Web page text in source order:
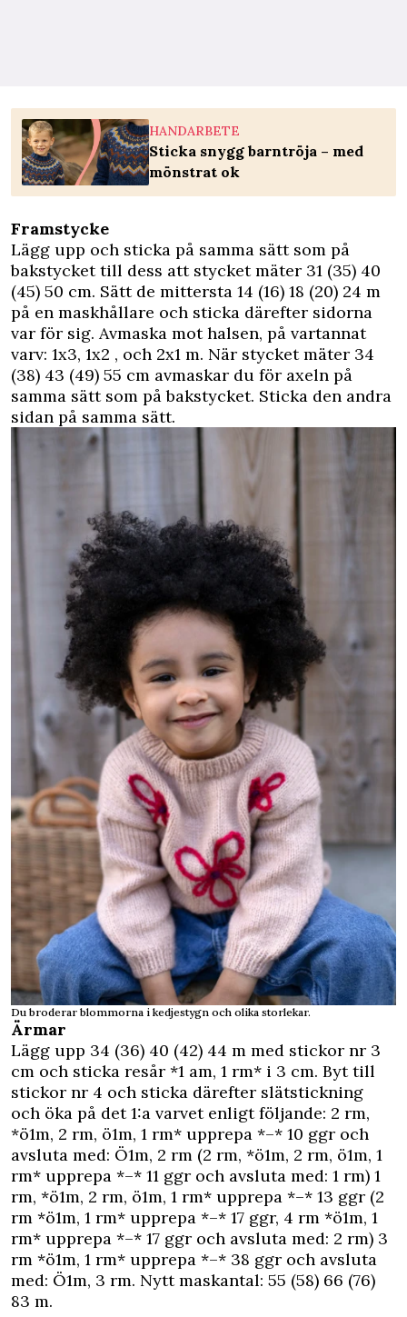
HANDARBETE
Sticka snygg barntröja – med
mönstrat ok
Framstycke
Lägg upp och sticka på samma sätt som på
bakstycket till dess att stycket mäter 31 (35) 40
(45) 50 cm. Sätt de mittersta 14 (16) 18 (20) 24 m
på en maskhållare och sticka därefter sidorna
var för sig. Avmaska mot halsen, på vartannat
varv: 1x3, 1x2 , och 2x1 m. När stycket mäter 34
(38) 43 (49) 55 cm avmaskar du för axeln på
samma sätt som på bakstycket. Sticka den andra
sidan på samma sätt.
Du broderar blommorna i kedjestygn och olika storlekar.
Ärmar
Lägg upp 34 (36) 40 (42) 44 m med stickor nr 3
cm och sticka resår *1 am, 1 rm* i 3 cm. Byt till
stickor nr 4 och sticka därefter slätstickning
och öka på det 1:a varvet enligt följande: 2 rm,
*ö1m, 2 rm, ö1m, 1 rm* upprepa *–* 10 ggr och
avsluta med: Ö1m, 2 rm (2 rm, *ö1m, 2 rm, ö1m, 1
rm* upprepa *–* 11 ggr och avsluta med: 1 rm) 1
rm, *ö1m, 2 rm, ö1m, 1 rm* upprepa *–* 13 ggr (2
rm *ö1m, 1 rm* upprepa *–* 17 ggr, 4 rm *ö1m, 1
rm* upprepa *–* 17 ggr och avsluta med: 2 rm) 3
rm *ö1m, 1 rm* upprepa *–* 38 ggr och avsluta
med: Ö1m, 3 rm. Nytt maskantal: 55 (58) 66 (76)
83 m.